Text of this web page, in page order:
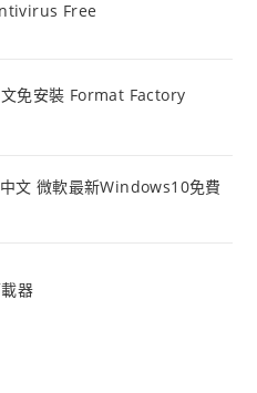
Free
免安裝 Format Factory
文 微軟最新Windows10免費
器